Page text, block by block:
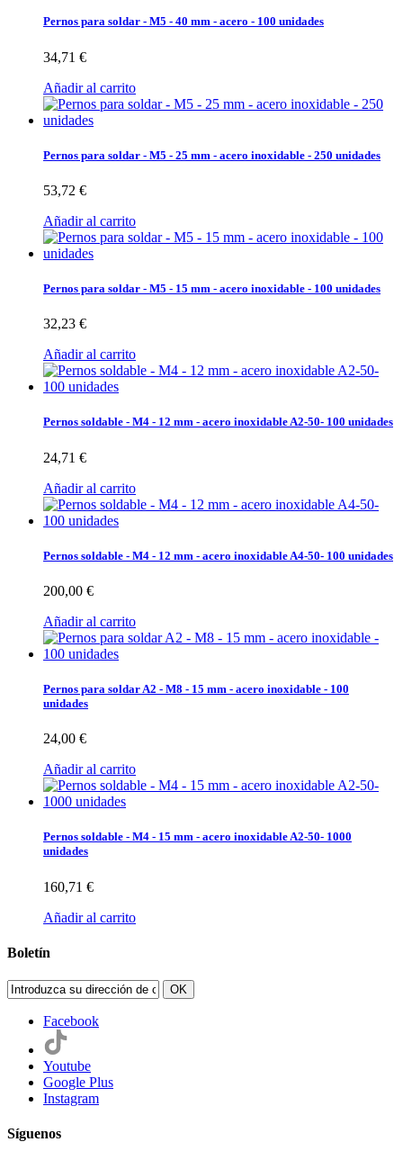
Pernos para soldar - M5 - 40 mm - acero - 100 unidades
34,71 €
Añadir al carrito
Pernos para soldar - M5 - 25 mm - acero inoxidable - 250 unidades
53,72 €
Añadir al carrito
Pernos para soldar - M5 - 15 mm - acero inoxidable - 100 unidades
32,23 €
Añadir al carrito
Pernos soldable - M4 - 12 mm - acero inoxidable A2-50- 100 unidades
24,71 €
Añadir al carrito
Pernos soldable - M4 - 12 mm - acero inoxidable A4-50- 100 unidades
200,00 €
Añadir al carrito
Pernos para soldar A2 - M8 - 15 mm - acero inoxidable - 100
unidades
24,00 €
Añadir al carrito
Pernos soldable - M4 - 15 mm - acero inoxidable A2-50- 1000
unidades
160,71 €
Añadir al carrito
Boletín
OK
Facebook
Youtube
Google Plus
Instagram
Síguenos